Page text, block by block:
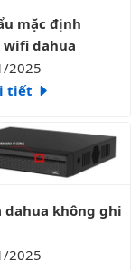
có liên tục?
mặc định camera
mặc định
wifi dahua
2025
tiết
không ghi hình
dahua không ghi
2025